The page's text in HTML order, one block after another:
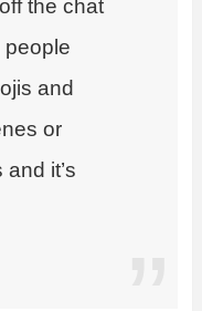
the chat
people
and
or
it’s